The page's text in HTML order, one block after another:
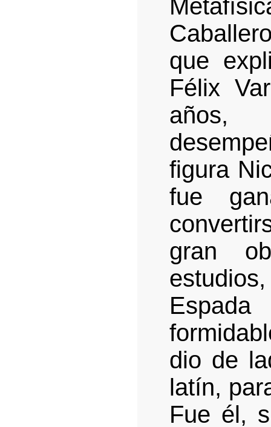
que
Félix
años,
figura
fue
gran
dio de
latín,
Fue él,